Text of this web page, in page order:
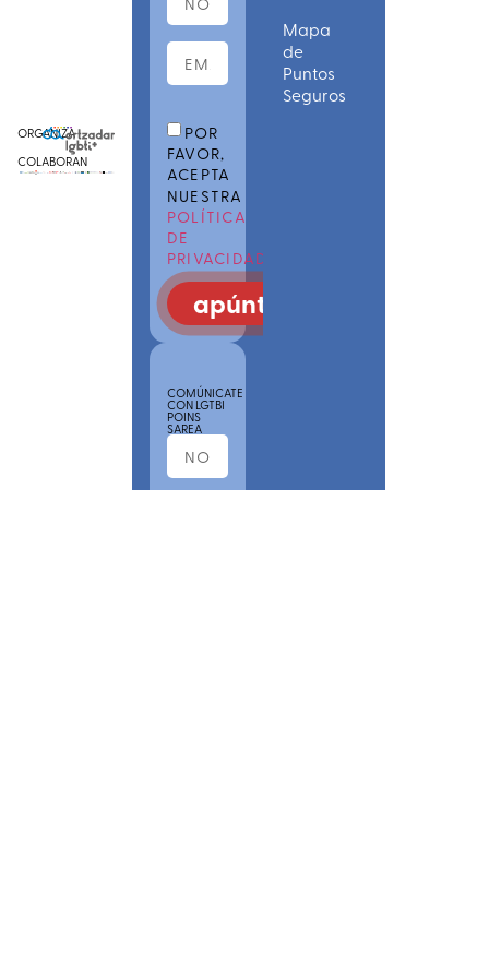
ORGANIZA
COLABORAN
POR
FAVOR,
ACEPTA
NUESTRA
POLÍTICA
DE
PRIVACIDAD
apúntate
COMÚNICATE
CON LGTBI
POINS
SAREA
Mapa
de
Puntos
Seguros